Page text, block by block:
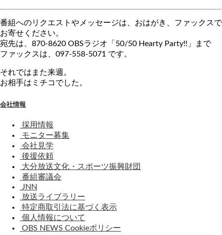
番組へのリクエストやメッセージは、おはがき、ファックスで
お寄せください。
宛先は、870-8620 OBSラジオ「50/50 Hearty Party!!」まで
ファックスは、097-558-5071 です。
それではまた来週。
お相手はミチコでした。
会社情報
採用情報
モニター募集
会社見学
後援依頼
大分放送文化・スポーツ振興財団
番組審議会
JNN
放送ライブラリー
特定商取引法に基づく表示
個人情報について
OBS NEWS Cookieポリシー